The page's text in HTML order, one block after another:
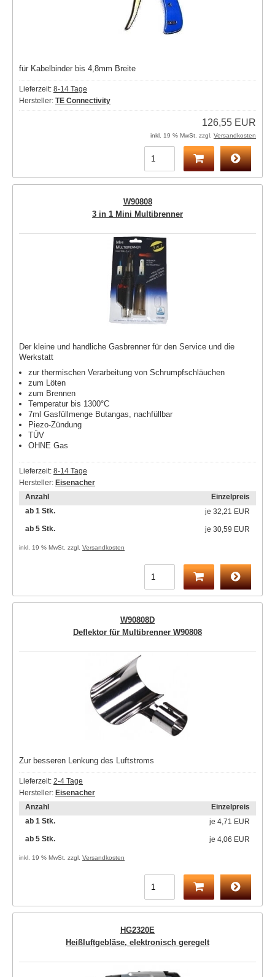
für Kabelbinder bis 4,8mm Breite
Lieferzeit: 8-14 Tage
Hersteller: TE Connectivity
126,55 EUR
inkl. 19 % MwSt. zzgl. Versandkosten
W90808
3 in 1 Mini Multibrenner
Der kleine und handliche Gasbrenner für den Service und die
Werkstatt
zur thermischen Verarbeitung von Schrumpfschläuchen
zum Löten
zum Brennen
Temperatur bis 1300°C
7ml Gasfüllmenge Butangas, nachfüllbar
Piezo-Zündung
TÜV
OHNE Gas
Lieferzeit: 8-14 Tage
Hersteller: Eisenacher
Anzahl
Einzelpreis
ab 1 Stk.
je 32,21 EUR
ab 5 Stk.
je 30,59 EUR
inkl. 19 % MwSt. zzgl. Versandkosten
W90808D
Deflektor für Multibrenner W90808
Zur besseren Lenkung des Luftstroms
Lieferzeit: 2-4 Tage
Hersteller: Eisenacher
Anzahl
Einzelpreis
ab 1 Stk.
je 4,71 EUR
ab 5 Stk.
je 4,06 EUR
inkl. 19 % MwSt. zzgl. Versandkosten
HG2320E
Heißluftgebläse, elektronisch geregelt